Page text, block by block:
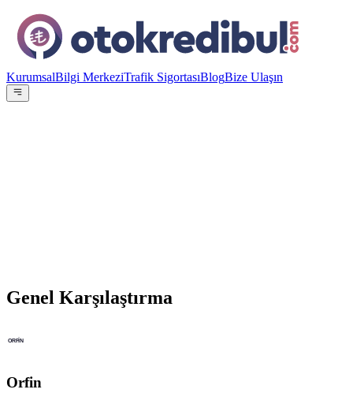
KurumsalBilgi MerkeziTrafik SigortasıBlogBize Ulaşın
Genel Karşılaştırma
Orfin